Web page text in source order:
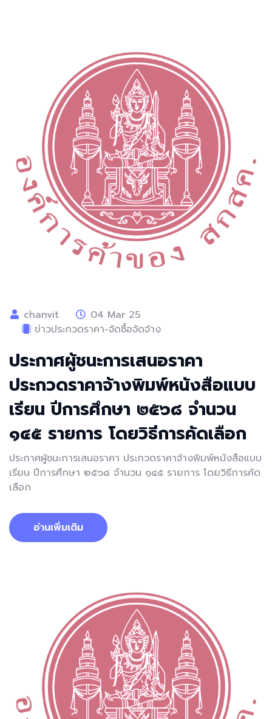
chanvit
04 Mar 25
ข่าวประกวดราคา-จัดซื้อจัดจ้าง
ประกาศผู้ชนะการเสนอราคา
ประกวดราคาจ้างพิมพ์หนังสือแบบ
เรียน ปีการศึกษา ๒๕๖๘ จำนวน
๑๔๕ รายการ โดยวิธีการคัดเลือก
ประกาศผู้ชนะการเสนอราคา ประกวดราคาจ้างพิมพ์หนังสือแบบ
เรียน ปีการศึกษา ๒๕๖๘ จำนวน ๑๔๕ รายการ โดยวิธีการคัด
เลือก
อ่านเพิ่มเติม